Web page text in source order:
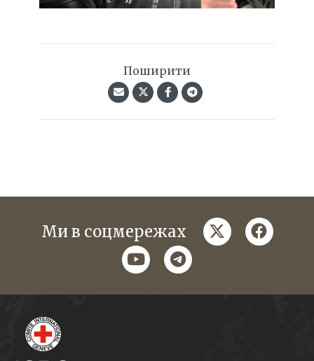
Поширити
Ми в соцмережах twitter
youtubetelegram